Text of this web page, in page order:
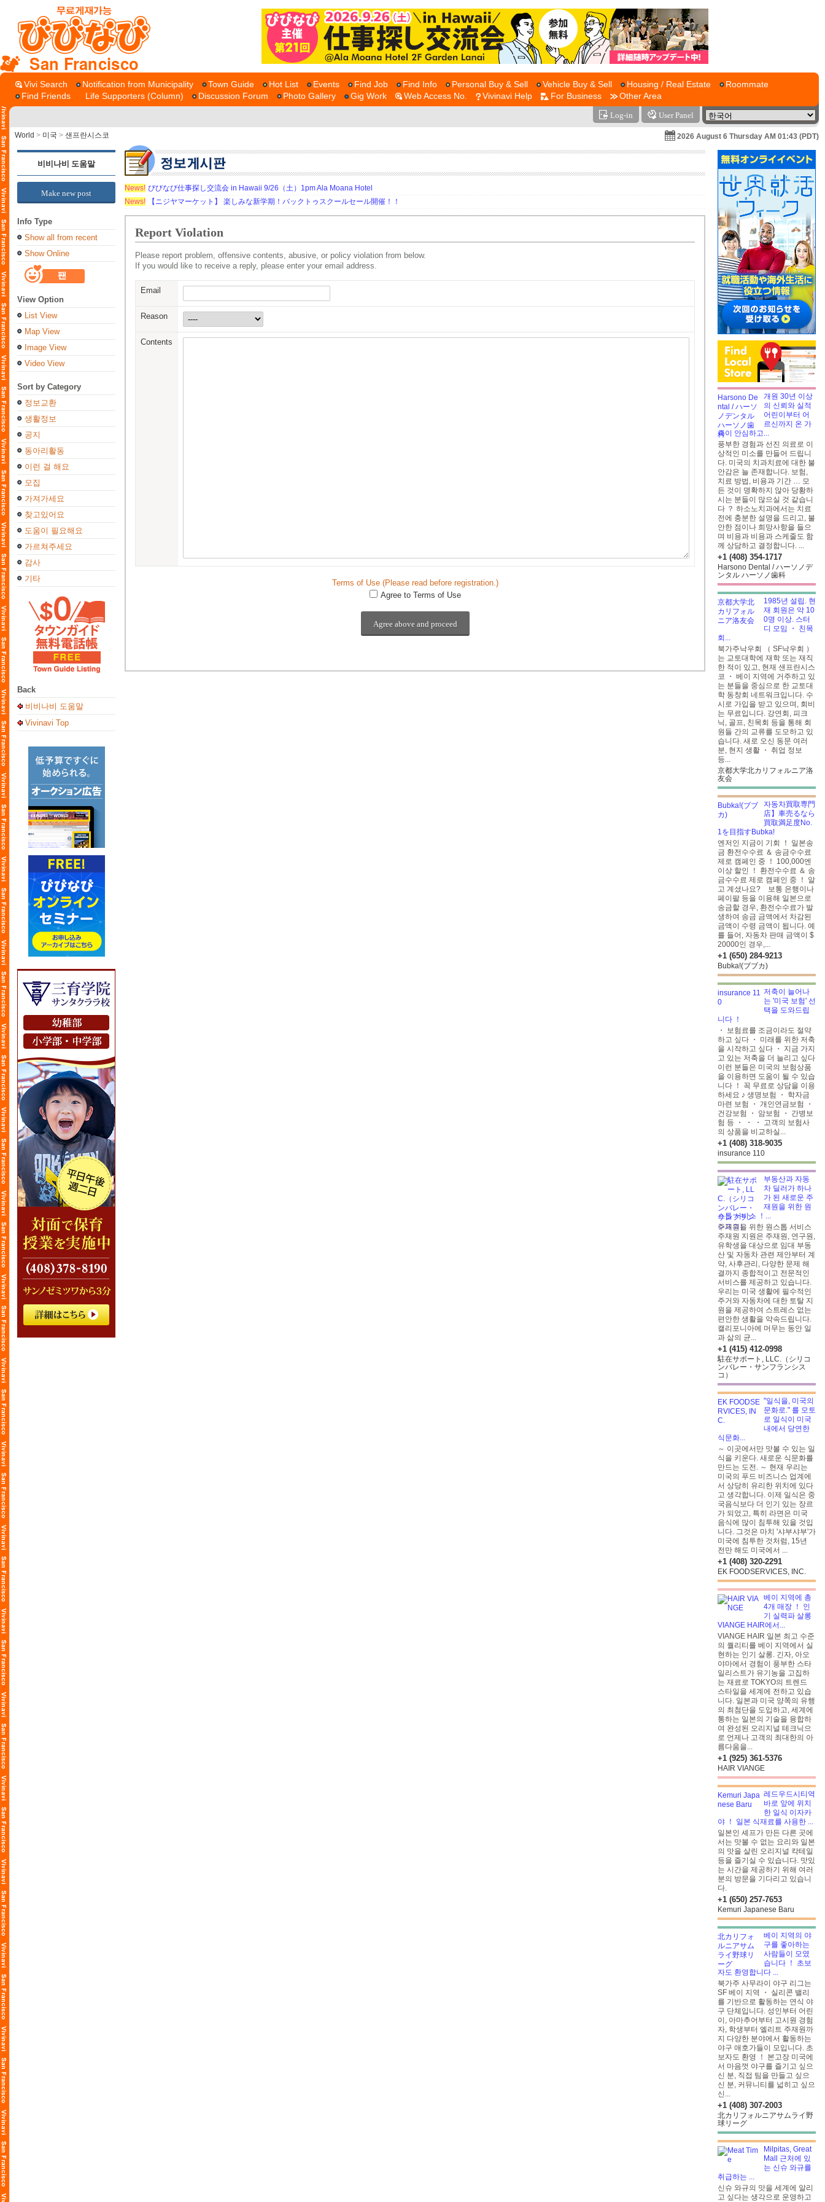
San Francisco
Vivi Search Notification from Municipality Town Guide Hot List Events Find Job Find Info Personal Buy & Sell Vehicle Buy & Sell Housing / Real Estate
Roommate
Find Friends
Life Supporters (Column) Discussion Forum Photo Gallery Gig Work Web Access No. Vivinavi Help For Business Other Area
Log-in User Panel
World > 미국 > 샌프란시스코 2026 August 6 Thursday AM 01:43 (PDT)
비비나비 도움말
Make new post
Info Type
Show all from recent
Show Online
View Option
List View
Map View
Image View
Video View
Sort by Category
정보교환
생활정보
공지
동아리활동
이런 걸 해요
모집
가져가세요
찾고있어요
도움이 필요해요
가르쳐주세요
감사
기타
Back
비비나비 도움말
Vivinavi Top
News! びびなび仕事探し交流会 in Hawaii 9/26（土）1pm Ala Moana Hotel
News!
【ニジヤマーケット】 楽しみな新学期！バックトゥスクールセール開催！！
Report Violation
Please report problem, offensive contents, abusive, or policy violation from below.
If you would like to receive a reply, please enter your email address.
Email
Reason
Contents
Terms of Use (Please read before registration.)
Agree to Terms of Use
개원 30년 이상
의 신뢰와 실적
어린이부터 어
르신까지 온 가
족이 안심하고...
풍부한 경험과 선진 의료로 이
상적인 미소를 만들어 드립니
다. 미국의 치과치료에 대한 불
안감은 늘 존재합니다. 보험,
치료 방법, 비용과 기간 … 모
든 것이 명확하지 않아 당황하
시는 분들이 많으실 것 같습니
다 ？ 하소노치과에서는 치료
전에 충분한 설명을 드리고, 불
안한 점이나 희망사항을 들으
며 비용과 비용과 스케줄도 함
께 상담하고 결정합니다. ...
+1 (408) 354-1717
Harsono Dental / ハーソノデ
ンタル ハーソノ歯科
1985년 설립. 현
재 회원은 약 10
0명 이상. 스터
디 모임 ・ 친목
회...
북가주낙우회 （ SF낙우회 ）
는 교토대학에 재학 또는 재직
한 적이 있고, 현재 샌프란시스
코 ・ 베이 지역에 거주하고 있
는 분들을 중심으로 한 교토대
학 동창회 네트워크입니다. 수
시로 가입을 받고 있으며, 회비
는 무료입니다. 강연회, 피크
닉, 골프, 친목회 등을 통해 회
원들 간의 교류를 도모하고 있
습니다. 새로 오신 동문 여러
분, 현지 생활 ・ 취업 정보
등...
京都大学北カリフォルニア洛
友会
자동차買取専門
店】車売るなら
買取満足度No.
1を目指すBubka!
엔저인 지금이 기회 ！ 일본송
금 환전수수료 ＆ 송금수수료
제로 캠페인 중 ！ 100,000엔
이상 할인 ！ 환전수수료 ＆ 송
금수수료 제로 캠페인 중 ！ 알
고 계셨나요? 보통 은행이나
페이팔 등을 이용해 일본으로
송금할 경우, 환전수수료가 발
생하여 송금 금액에서 차감된
금액이 수령 금액이 됩니다. 예
를 들어, 자동차 판매 금액이 $
20000인 경우,...
+1 (650) 284-9213
Bubka!(ブブカ)
저축이 늘어나
는 '미국 보험' 선
택을 도와드립
니다 ！
・ 보험료를 조금이라도 절약
하고 싶다 ・ 미래를 위한 저축
을 시작하고 싶다 ・ 지금 가지
고 있는 저축을 더 늘리고 싶다
이런 분들은 미국의 보험상품
을 이용하면 도움이 될 수 있습
니다 ！ 꼭 무료로 상담을 이용
하세요 ♪ 생명보험 ・ 학자금
마련 보험 ・ 개인연금보험 ・
건강보험 ・ 암보험 ・ 간병보
험 등 ・ ・ ・ 고객의 보험사
의 상품을 비교하실...
+1 (408) 318-9035
insurance 110
부동산과 자동
차 딜러가 하나
가 된 새로운 주
재원을 위한 원
스톱 서비스 ！...
주재원을 위한 원스톱 서비스
주재원 지원은 주재원, 연구원,
유학생을 대상으로 임대 부동
산 및 자동차 관련 제안부터 계
약, 사후관리, 다양한 문제 해
결까지 종합적이고 전문적인
서비스를 제공하고 있습니다.
우리는 미국 생활에 필수적인
주거와 자동차에 대한 토탈 지
원을 제공하여 스트레스 없는
편안한 생활을 약속드립니다.
캘리포니아에 머무는 동안 일
과 삶의 균...
+1 (415) 412-0998
駐在サポート, LLC.（シリコ
ンバレー・サンフランシス
コ）
"일식을, 미국의
문화로." 를 모토
로 일식이 미국
내에서 당연한
식문화...
～ 이곳에서만 맛볼 수 있는 일
식을 키운다. 새로운 식문화를
만드는 도전. ～ 현재 우리는
미국의 푸드 비즈니스 업계에
서 상당히 유리한 위치에 있다
고 생각합니다. 이제 일식은 중
국음식보다 더 인기 있는 장르
가 되었고, 특히 라면은 미국
음식에 많이 침투해 있을 것입
니다. 그것은 마치 '샤부샤부'가
미국에 침투한 것처럼, 15년
전만 해도 미국에서 ...
+1 (408) 320-2291
EK FOODSERVICES, INC.
베이 지역에 총
4개 매장 ！ 인
기 실력파 살롱
VIANGE HAIR에서...
VIANGE HAIR 일본 최고 수준
의 퀄리티를 베이 지역에서 실
현하는 인기 살롱. 긴자, 아오
야마에서 경험이 풍부한 스타
일리스트가 유기농을 고집하
는 재료로 TOKYO의 트렌드
스타일을 세계에 전하고 있습
니다. 일본과 미국 양쪽의 유행
의 최첨단을 도입하고, 세계에
통하는 일본의 기술을 융합하
여 완성된 오리지널 테크닉으
로 언제나 고객의 최대한의 아
름다움을...
+1 (925) 361-5376
HAIR VIANGE
레드우드시티역
바로 앞에 위치
한 일식 이자카
야 ！ 일본 식재료를 사용한 ...
일본인 셰프가 만든 다른 곳에
서는 맛볼 수 없는 요리와 일본
의 맛을 살린 오리지널 칵테일
등을 즐기실 수 있습니다. 맛있
는 시간을 제공하기 위해 여러
분의 방문을 기다리고 있습니
다.
+1 (650) 257-7653
Kemuri Japanese Baru
베이 지역의 야
구를 좋아하는
사람들이 모였
습니다 ！ 초보
자도 환영합니다 ...
북가주 사무라이 야구 리그는
SF 베이 지역 ・ 실리콘 밸리
를 기반으로 활동하는 연식 야
구 단체입니다. 성인부터 어린
이, 아마추어부터 고시원 경험
자, 학생부터 엘리트 주재원까
지 다양한 분야에서 활동하는
야구 애호가들이 모입니다. 초
보자도 환영 ！ 본고장 미국에
서 마음껏 야구를 즐기고 싶으
신 분, 직접 팀을 만들고 싶으
신 분, 커뮤니티를 넓히고 싶으
신...
+1 (408) 307-2003
北カリフォルニアサムライ野
球リーグ
Milpitas, Great
Mall 근처에 있
는 신슈 와규를
취급하는 ...
신슈 와규의 맛을 세계에 알리
고 싶다는 생각으로 운영하고